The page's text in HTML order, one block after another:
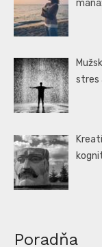
stres
Poradňa